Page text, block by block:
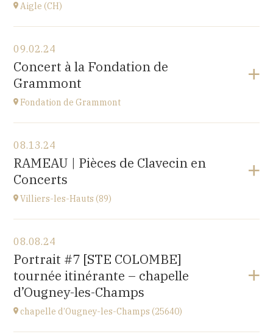
Aigle (CH)
Château d'Aigle
Place du Château 1, 1860 Aigle, SUISSE
at20H00
09.02.24
Concert à la Fondation de
Grammont
Fondation de Grammont
Fondation de Grammont
205 rue de l'Hôpital, 70110 VILLERSEXEL
at14H
08.13.24
RAMEAU | Pièces de Clavecin en
Concerts
Villiers-les-Hauts (89)
église de Villiers-les-Hauts
89160
at20H30
Go to site
08.08.24
Portrait #7 [STE COLOMBE]
tournée itinérante – chapelle
d’Ougney-les-Champs
chapelle d’Ougney-les-Champs (25640)